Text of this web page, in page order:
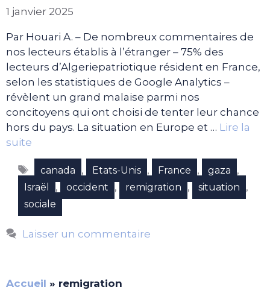
1 janvier 2025
Par Houari A. – De nombreux commentaires de
nos lecteurs établis à l’étranger – 75% des
lecteurs d’Algeriepatriotique résident en France,
selon les statistiques de Google Analytics –
révèlent un grand malaise parmi nos
concitoyens qui ont choisi de tenter leur chance
hors du pays. La situation en Europe et … Lire la
suite
Étiquettes
canada , Etats-Unis , France , gaza ,
Israël , occident , remigration , situation ,
sociale
Laisser un commentaire
Accueil » remigration